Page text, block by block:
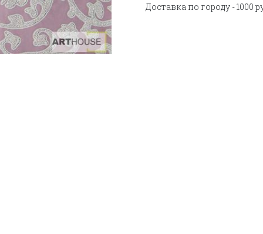
Доставка по городу - 1000